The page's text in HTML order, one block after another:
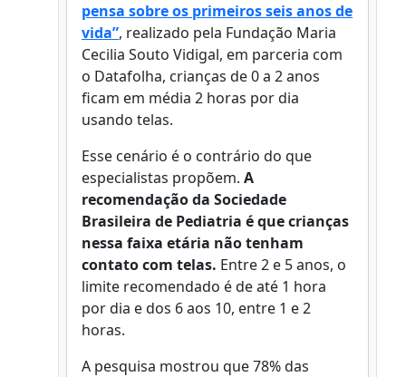
pensa sobre os primeiros seis anos de
vida”, realizado pela Fundação Maria
Cecilia Souto Vidigal, em parceria com
o Datafolha, crianças de 0 a 2 anos
ficam em média 2 horas por dia
usando telas.
Esse cenário é o contrário do que
especialistas propõem. A
recomendação da Sociedade
Brasileira de Pediatria é que crianças
nessa faixa etária não tenham
contato com telas. Entre 2 e 5 anos, o
limite recomendado é de até 1 hora
por dia e dos 6 aos 10, entre 1 e 2
horas.
A pesquisa mostrou que 78% das